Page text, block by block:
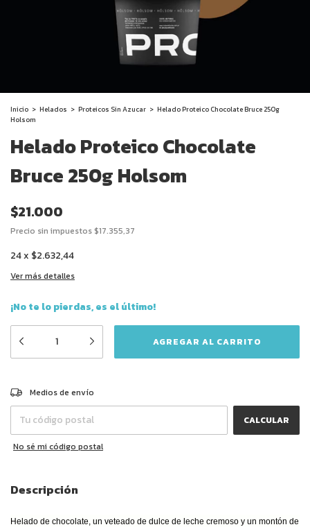
Inicio > Helados > Proteicos Sin Azucar > Helado Proteico Chocolate Bruce 250g
Holsom
Helado Proteico Chocolate
Bruce 250g Holsom
$21.000
Precio sin impuestos$17.355,37
24x $2.632,44
Ver más detalles
¡No te lo pierdas, es el último!
Entregas para el CP:
Medios de envío
CALCULAR
No sé mi código postal
Descripción
Helado de chocolate, un veteado de dulce de leche cremoso y un montón de